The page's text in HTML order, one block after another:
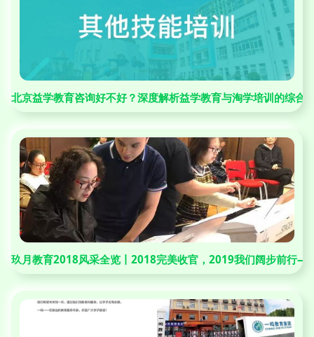
北京益学教育咨询好不好？深度解析益学教育与淘学培训的综合
玖月教育2018风采全览丨2018完美收官，2019我们阔步前行